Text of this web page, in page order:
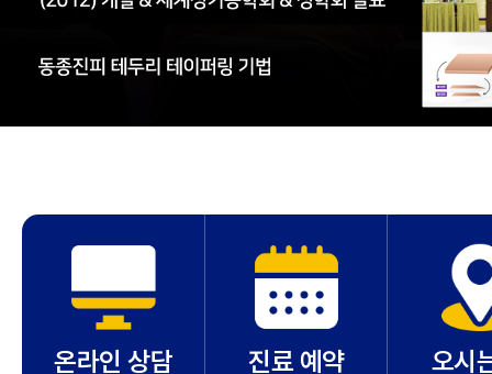
온라인 상담 진료 예약 오시